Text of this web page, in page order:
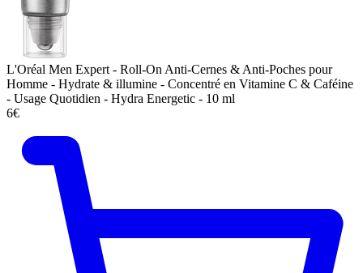
L'Oréal Men Expert - Roll-On Anti-Cernes & Anti-Poches pour
Homme - Hydrate & illumine - Concentré en Vitamine C & Caféine
- Usage Quotidien - Hydra Energetic - 10 ml
6€